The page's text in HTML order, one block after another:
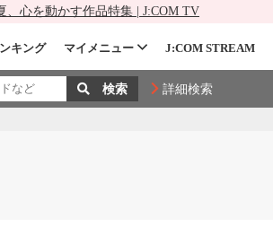
、心を動かす作品特集 | J:COM TV
キング マイメニュー J:COM STREAM
詳細検索